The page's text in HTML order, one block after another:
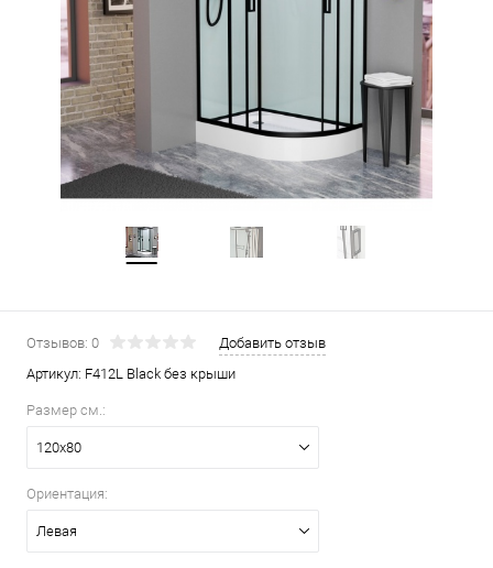
Отзывов: 0
Добавить отзыв
Артикул: F412L Black без крыши
Размер см.:
120х80
Ориентация:
Левая